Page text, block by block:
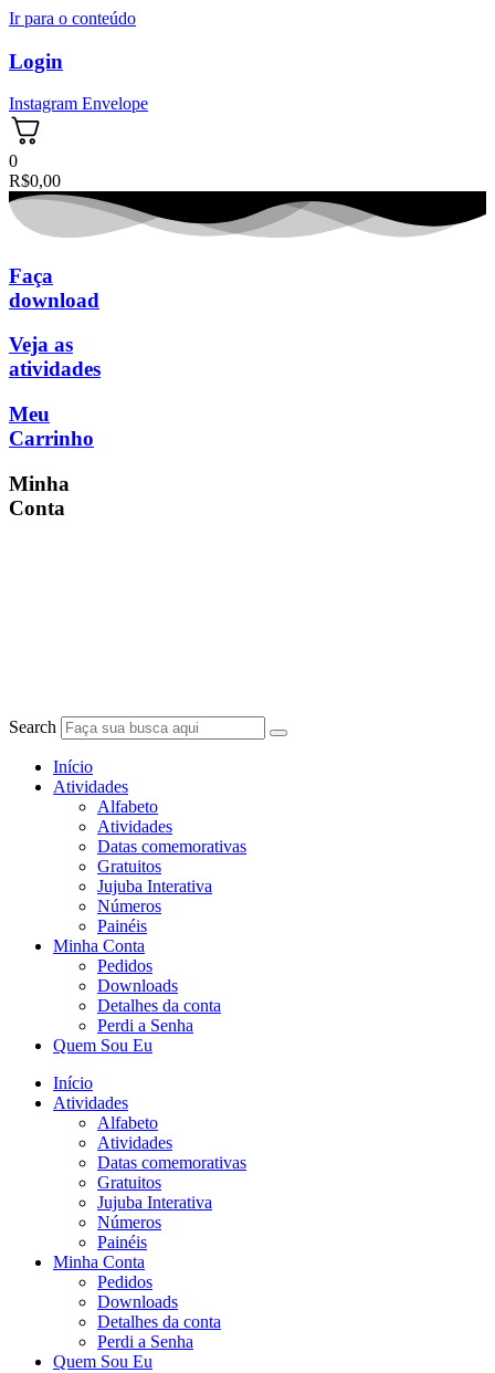
Ir para o conteúdo
Login
Instagram Envelope
0
R$0,00
Faça
download
Veja as
atividades
Meu
Carrinho
Minha
Conta
Search
Início
Atividades
Alfabeto
Atividades
Datas comemorativas
Gratuitos
Jujuba Interativa
Números
Painéis
Minha Conta
Pedidos
Downloads
Detalhes da conta
Perdi a Senha
Quem Sou Eu
Início
Atividades
Alfabeto
Atividades
Datas comemorativas
Gratuitos
Jujuba Interativa
Números
Painéis
Minha Conta
Pedidos
Downloads
Detalhes da conta
Perdi a Senha
Quem Sou Eu